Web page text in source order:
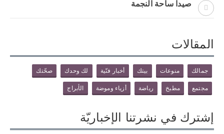
صيدا ساحة النجمة
المقالات
جمالك منوعات بيتك أخبار فنّية لك وحدك صحّتك
مجتمع مطبخ رياضة أزياء وموضة الأبراج
إشترك في نشرتنا الإخباريّة